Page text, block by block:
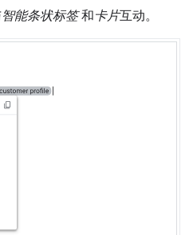
智能条状标签和卡片互动。